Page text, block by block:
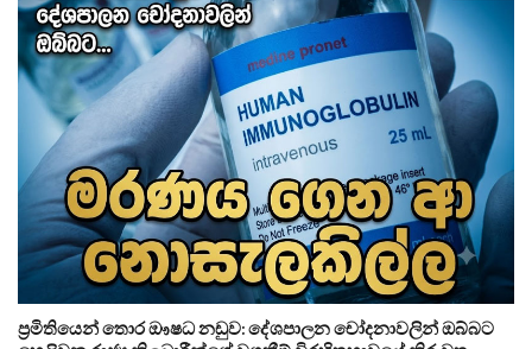
ප්‍රමිතියෙන් තොර ඖෂධ නඩුව: දේශපාලන චෝදනාවලින් ඔබ්බට